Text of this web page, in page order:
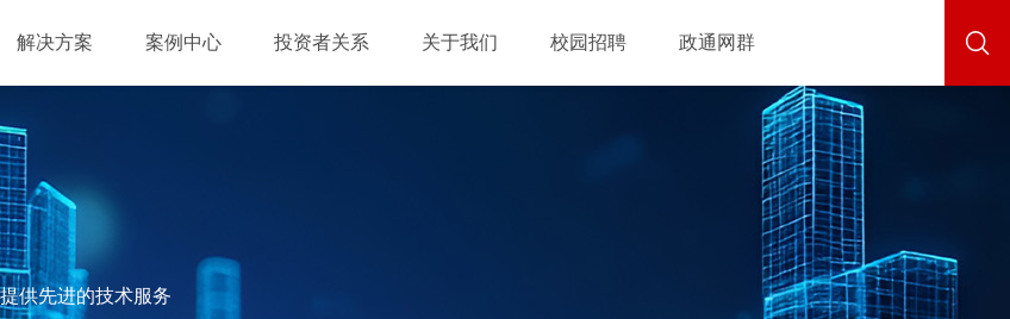
解决方案 案例中心 投资者关系 关于我们 校园招聘 政通网群
供先进的技术服务